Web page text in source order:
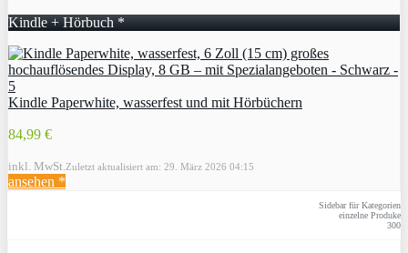
Kindle + Hörbuch *
Kindle Paperwhite, wasserfest und mit Hörbüchern
84,99 €
inkl. MwSt. Zuletzt aktualisiert am: 29. März 2026 04:15
ansehen *
Sidebar für Kategorien
einzelne Produke
300